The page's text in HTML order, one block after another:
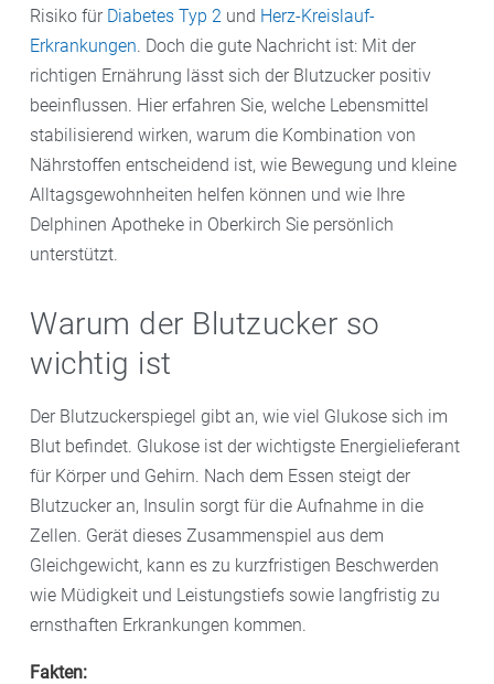
Risiko für Diabetes Typ 2 und Herz-Kreislauf-
Erkrankungen. Doch die gute Nachricht ist: Mit der
richtigen Ernährung lässt sich der Blutzucker positiv
beeinflussen. Hier erfahren Sie, welche Lebensmittel
stabilisierend wirken, warum die Kombination von
Nährstoffen entscheidend ist, wie Bewegung und kleine
Alltagsgewohnheiten helfen können und wie Ihre
Delphinen Apotheke in Oberkirch Sie persönlich
unterstützt.
Warum der Blutzucker so
wichtig ist
Der Blutzuckerspiegel gibt an, wie viel Glukose sich im
Blut befindet. Glukose ist der wichtigste Energielieferant
für Körper und Gehirn. Nach dem Essen steigt der
Blutzucker an, Insulin sorgt für die Aufnahme in die
Zellen. Gerät dieses Zusammenspiel aus dem
Gleichgewicht, kann es zu kurzfristigen Beschwerden
wie Müdigkeit und Leistungstiefs sowie langfristig zu
ernsthaften Erkrankungen kommen.
Fakten: